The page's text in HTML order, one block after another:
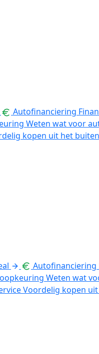
Autofinanciering
Weten wat voor
kopen uit het
Autofinanciering
Weten wat
Voordelig kopen